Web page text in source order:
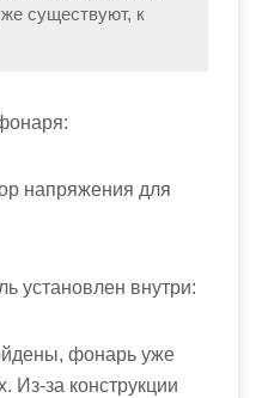
существуют, к
напряжения для
установлен внутри:
фонарь уже
Из-за конструкции